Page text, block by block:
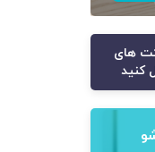
های
کنید